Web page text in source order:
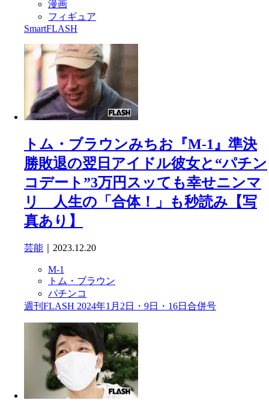
漫画
フィギュア
SmartFLASH
トム・ブラウンみちお『M-1』準決
勝敗退の翌日アイドル彼女と“パチン
コデート”3万円スッても幸せニンマ
リ 人生の「合体！」も秒読み【写
真あり】
芸能 ｜2023.12.20
M-1
トム・ブラウン
パチンコ
週刊FLASH 2024年1月2日・9日・16日合併号